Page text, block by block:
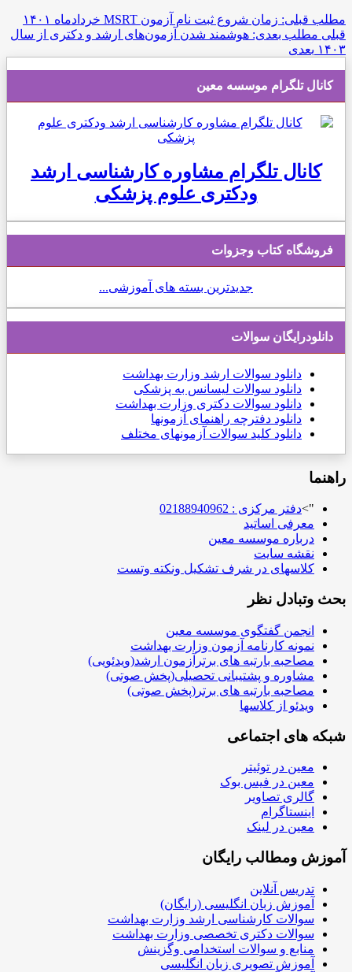
مطلب قبلی: زمان شروع ثبت نام آزمون MSRT خردادماه ۱۴۰۱
قبلی مطلب بعدی: هوشمند شدن آزمون‌های ارشد و دکتری از سال
۱۴۰۳ بعدی
کانال تلگرام موسسه معین
کانال تلگرام مشاوره کارشناسی ارشد
ودکتری علوم پزشکی
فروشگاه کتاب وجزوات
جدیدترین بسته های آموزشی...
دانلودرایگان سوالات
دانلود سوالات ارشد وزارت بهداشت
دانلود سوالات لیسانس به پزشکی
دانلود سوالات دکتری وزارت بهداشت
دانلود دفترچه راهنمای آزمونها
دانلود کلید سوالات آزمونهای مختلف
راهنما
">دفتر مرکزی : 02188940962
معرفی اساتید
درباره موسسه معین
نقشه سایت
کلاسهای در شرف تشکیل ونکته وتست
بحث وتبادل نظر
انجمن گفتگوی موسسه معین
نمونه کارنامه آزمون وزارت بهداشت
مصاحبه بارتبه های برترآزمون ارشد(ویدئویی)
مشاوره و پشتیبانی تحصیلی(پخش صوتی)
مصاحبه بارتبه های برتر(پخش صوتی)
ویدئو از کلاسها
شبکه های اجتماعی
معین در توئیتر
معین در فیس بوک
گالری تصاویر
اینستاگرام
معین در لینک
آموزش ومطالب رایگان
تدریس آنلاین
آموزش زبان انگلیسی (رایگان)
سوالات کارشناسی ارشد وزارت بهداشت
سوالات دکتری تخصصی وزارت بهداشت
منابع و سوالات استخدامی وگزینش
آموزش تصویری زبان انگلیسی